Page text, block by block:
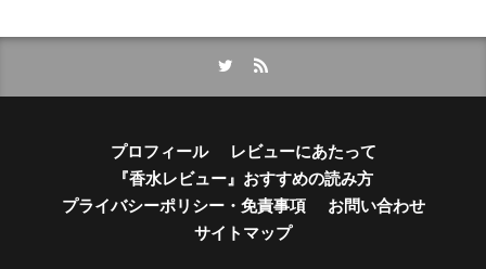
プロフィール
レビューにあたって
『香水レビュー』おすすめの読み方
プライバシーポリシー・免責事項
お問い合わせ
サイトマップ